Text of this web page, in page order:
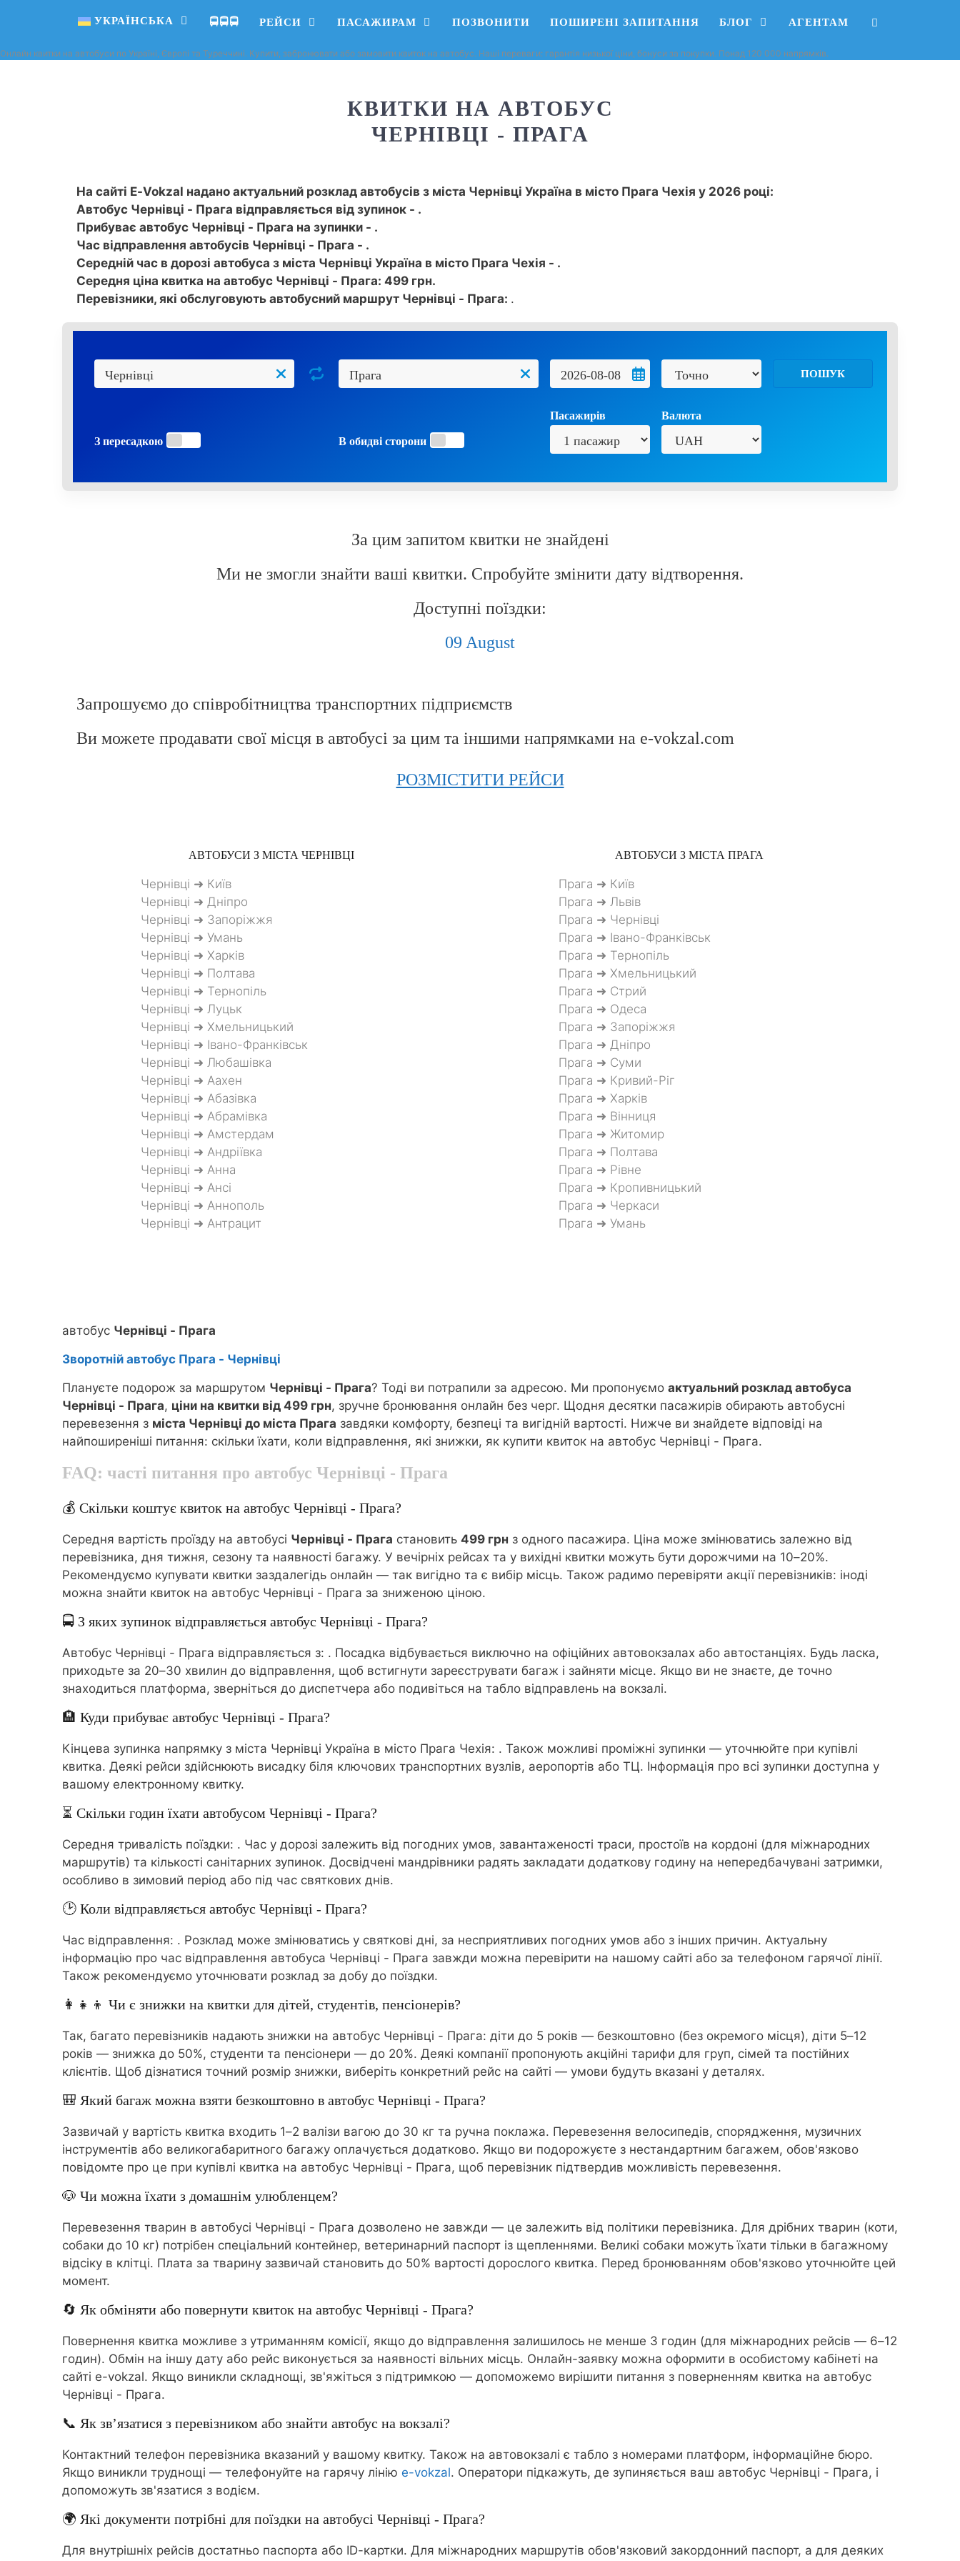
УКРАЇНСЬКА 🚍🚍🚍 РЕЙСИ ПАСАЖИРАМ ПОЗВОНИТИ ПОШИРЕНІ ЗАПИТАННЯ БЛОГ АГЕНТАМ
Онлайн квитки на автобуси по Україні, Європі та Туреччині. Купити, забронювати або замовити квиток на автобус. Наші переваги: ​​гарантія низької ціни, бонуси за покупки. Понад 120 000 напрямків.
КВИТКИ НА АВТОБУС
ЧЕРНІВЦІ - ПРАГА
На сайті E-Vokzal надано актуальний розклад автобусів з міста Чернівці Україна в місто Прага Чехія у 2026 році:
Автобус Чернівці - Прага відправляється від зупинок - .
Прибуває автобус Чернівці - Прага на зупинки - .
Час відправлення автобусів Чернівці - Прага - .
Середній час в дорозі автобуса з міста Чернівці Україна в місто Прага Чехія - .
Середня ціна квитка на автобус Чернівці - Прага: 499 грн.
Перевізники, які обслуговують автобусний маршрут Чернівці - Прага: .
ПОШУК
З пересадкою В обидві сторони
Пасажирів Валюта
За цим запитом квитки не знайдені
Ми не змогли знайти ваші квитки. Спробуйте змінити дату відтворення.
Доступні поїздки:
09 August
Запрошуємо до співробітництва транспортних підприємств
Ви можете продавати свої місця в автобусі за цим та іншими напрямками на e-vokzal.com
РОЗМІСТИТИ РЕЙСИ
АВТОБУСИ З МІСТА ЧЕРНІВЦІ
Чернівці ➜ Київ
Чернівці ➜ Дніпро
Чернівці ➜ Запоріжжя
Чернівці ➜ Умань
Чернівці ➜ Харків
Чернівці ➜ Полтава
Чернівці ➜ Тернопіль
Чернівці ➜ Луцьк
Чернівці ➜ Хмельницький
Чернівці ➜ Івано-Франківськ
Чернівці ➜ Любашівка
Чернівці ➜ Аахен
Чернівці ➜ Абазівка
Чернівці ➜ Абрамівка
Чернівці ➜ Амстердам
Чернівці ➜ Андріївка
Чернівці ➜ Анна
Чернівці ➜ Ансі
Чернівці ➜ Аннополь
Чернівці ➜ Антрацит
АВТОБУСИ З МІСТА ПРАГА
Прага ➜ Київ
Прага ➜ Львів
Прага ➜ Чернівці
Прага ➜ Івано-Франківськ
Прага ➜ Тернопіль
Прага ➜ Хмельницький
Прага ➜ Стрий
Прага ➜ Одеса
Прага ➜ Запоріжжя
Прага ➜ Дніпро
Прага ➜ Суми
Прага ➜ Кривий-Ріг
Прага ➜ Харків
Прага ➜ Вінниця
Прага ➜ Житомир
Прага ➜ Полтава
Прага ➜ Рівне
Прага ➜ Кропивницький
Прага ➜ Черкаси
Прага ➜ Умань
автобус Чернівці - Прага
Зворотній автобус Прага - Чернівці
Плануєте подорож за маршрутом Чернівці - Прага? Тоді ви потрапили за адресою. Ми пропонуємо актуальний розклад автобуса
Чернівці - Прага, ціни на квитки від 499 грн, зручне бронювання онлайн без черг. Щодня десятки пасажирів обирають автобусні
перевезення з міста Чернівці до міста Прага завдяки комфорту, безпеці та вигідній вартості. Нижче ви знайдете відповіді на
найпоширеніші питання: скільки їхати, коли відправлення, які знижки, як купити квиток на автобус Чернівці - Прага.
FAQ: часті питання про автобус Чернівці - Прага
💰 Скільки коштує квиток на автобус Чернівці - Прага?
Середня вартість проїзду на автобусі Чернівці - Прага становить 499 грн з одного пасажира. Ціна може змінюватись залежно від
перевізника, дня тижня, сезону та наявності багажу. У вечірніх рейсах та у вихідні квитки можуть бути дорожчими на 10–20%.
Рекомендуємо купувати квитки заздалегідь онлайн — так вигідно та є вибір місць. Також радимо перевіряти акції перевізників: іноді
можна знайти квиток на автобус Чернівці - Прага за зниженою ціною.
🚍 З яких зупинок відправляється автобус Чернівці - Прага?
Автобус Чернівці - Прага відправляється з: . Посадка відбувається виключно на офіційних автовокзалах або автостанціях. Будь ласка,
приходьте за 20–30 хвилин до відправлення, щоб встигнути зареєструвати багаж і зайняти місце. Якщо ви не знаєте, де точно
знаходиться платформа, зверніться до диспетчера або подивіться на табло відправлень на вокзалі.
🏨 Куди прибуває автобус Чернівці - Прага?
Кінцева зупинка напрямку з міста Чернівці Україна в місто Прага Чехія: . Також можливі проміжні зупинки — уточнюйте при купівлі
квитка. Деякі рейси здійснюють висадку біля ключових транспортних вузлів, аеропортів або ТЦ. Інформація про всі зупинки доступна у
вашому електронному квитку.
⏳ Скільки годин їхати автобусом Чернівці - Прага?
Середня тривалість поїздки: . Час у дорозі залежить від погодних умов, завантаженості траси, простоїв на кордоні (для міжнародних
маршрутів) та кількості санітарних зупинок. Досвідчені мандрівники радять закладати додаткову годину на непередбачувані затримки,
особливо в зимовий період або під час святкових днів.
🕑 Коли відправляється автобус Чернівці - Прага?
Час відправлення: . Розклад може змінюватись у святкові дні, за несприятливих погодних умов або з інших причин. Актуальну
інформацію про час відправлення автобуса Чернівці - Прага завжди можна перевірити на нашому сайті або за телефоном гарячої лінії.
Також рекомендуємо уточнювати розклад за добу до поїздки.
👩‍👧‍👦 Чи є знижки на квитки для дітей, студентів, пенсіонерів?
Так, багато перевізників надають знижки на автобус Чернівці - Прага: діти до 5 років — безкоштовно (без окремого місця), діти 5–12
років — знижка до 50%, студенти та пенсіонери — до 20%. Деякі компанії пропонують акційні тарифи для груп, сімей та постійних
клієнтів. Щоб дізнатися точний розмір знижки, виберіть конкретний рейс на сайті — умови будуть вказані у деталях.
🎒 Який багаж можна взяти безкоштовно в автобус Чернівці - Прага?
Зазвичай у вартість квитка входить 1–2 валізи вагою до 30 кг та ручна поклажа. Перевезення велосипедів, спорядження, музичних
інструментів або великогабаритного багажу оплачується додатково. Якщо ви подорожуєте з нестандартним багажем, обов'язково
повідомте про це при купівлі квитка на автобус Чернівці - Прага, щоб перевізник підтвердив можливість перевезення.
🐶 Чи можна їхати з домашнім улюбленцем?
Перевезення тварин в автобусі Чернівці - Прага дозволено не завжди — це залежить від політики перевізника. Для дрібних тварин (коти,
собаки до 10 кг) потрібен спеціальний контейнер, ветеринарний паспорт із щепленнями. Великі собаки можуть їхати тільки в багажному
відсіку в клітці. Плата за тварину зазвичай становить до 50% вартості дорослого квитка. Перед бронюванням обов'язково уточнюйте цей
момент.
🔄 Як обміняти або повернути квиток на автобус Чернівці - Прага?
Повернення квитка можливе з утриманням комісії, якщо до відправлення залишилось не менше 3 годин (для міжнародних рейсів — 6–12
годин). Обмін на іншу дату або рейс виконується за наявності вільних місць. Онлайн-заявку можна оформити в особистому кабінеті на
сайті e-vokzal. Якщо виникли складнощі, зв'яжіться з підтримкою — допоможемо вирішити питання з поверненням квитка на автобус
Чернівці - Прага.
📞 Як зв’язатися з перевізником або знайти автобус на вокзалі?
Контактний телефон перевізника вказаний у вашому квитку. Також на автовокзалі є табло з номерами платформ, інформаційне бюро.
Якщо виникли труднощі — телефонуйте на гарячу лінію e-vokzal. Оператори підкажуть, де зупиняється ваш автобус Чернівці - Прага, і
допоможуть зв'язатися з водієм.
🌍 Які документи потрібні для поїздки на автобусі Чернівці - Прага?
Для внутрішніх рейсів достатньо паспорта або ID-картки. Для міжнародних маршрутів обов'язковий закордонний паспорт, а для деяких